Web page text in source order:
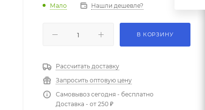
Мало Нашли дешевле?
В КОРЗИНУ
Рассчитать доставку
Запросить оптовую цену
Самовывоз сегодня - бесплатно
Доставка - от 250 ₽